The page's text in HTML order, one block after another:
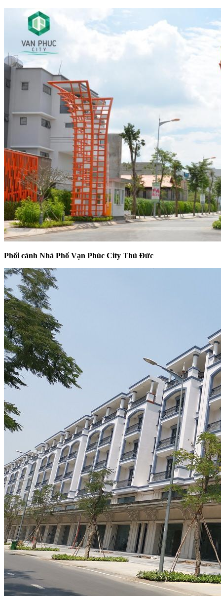
Phối cảnh Nhà Phố Vạn Phúc City Thủ Đức